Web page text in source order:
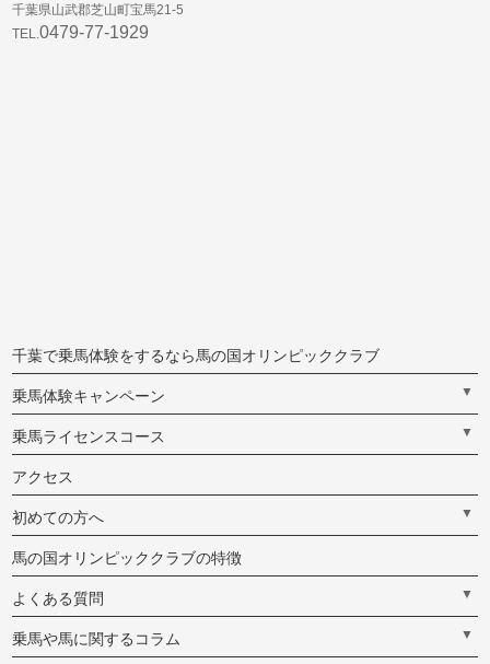
千葉県山武郡芝山町宝馬21-5
TEL.0479-77-1929
千葉で乗馬体験をするなら馬の国オリンピッククラブ
乗馬体験キャンペーン ▼
乗馬ライセンスコース ▼
アクセス
初めての方へ ▼
馬の国オリンピッククラブの特徴
よくある質問 ▼
乗馬や馬に関するコラム ▼